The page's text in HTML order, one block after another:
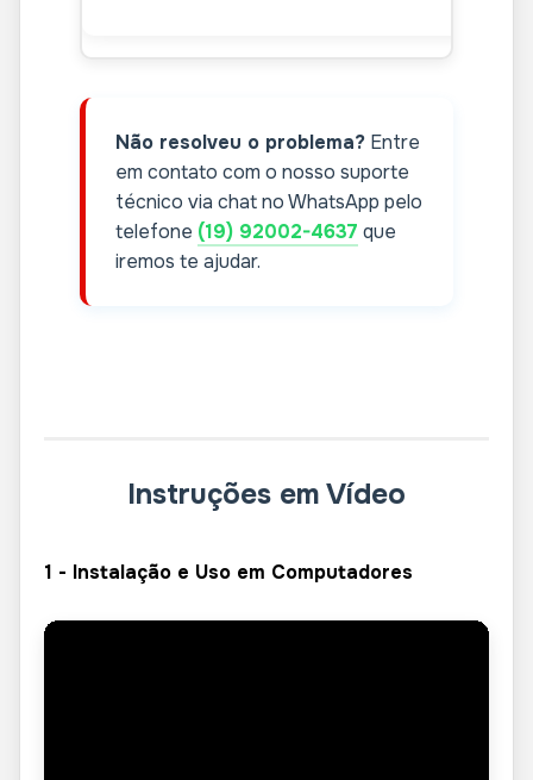
Não resolveu o problema? Entre
em contato com o nosso suporte
técnico via chat no WhatsApp pelo
telefone (19) 92002-4637 que
iremos te ajudar.
Instruções em Vídeo
1 - Instalação e Uso em Computadores